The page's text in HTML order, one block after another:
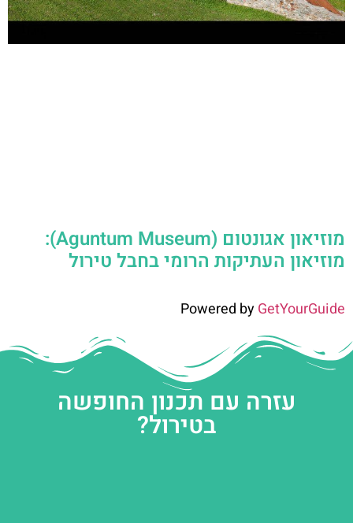
מוזיאון אגונטום (Aguntum Museum):
מוזיאון העתיקות הרומי בחבל טירול
Powered byGetYourGuide
עזרה עם תכנון החופשה
בטירול?